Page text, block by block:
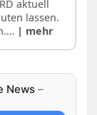
aktuell
lassen.
| mehr
News –